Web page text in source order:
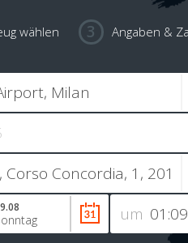
wählen Angaben &
um